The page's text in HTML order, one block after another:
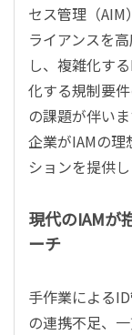
セス管理（
ライアンスを
し、複雑化す
化する規制要
の課題が伴い
企業がIAMの理
ションを提供し
現代のIAMが
ーチ
手作業による
の連携不足、